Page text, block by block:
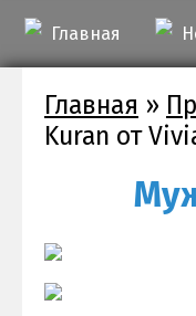
Главная
Главная »
Kuran от